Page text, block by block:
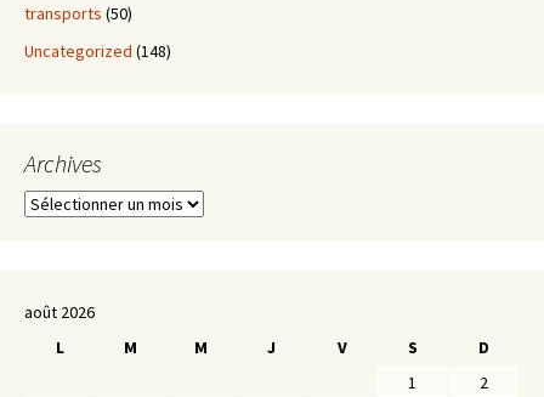
transports (50)
Uncategorized (148)
Archives
Archives
août 2026
L
M M J V S
D
1
2